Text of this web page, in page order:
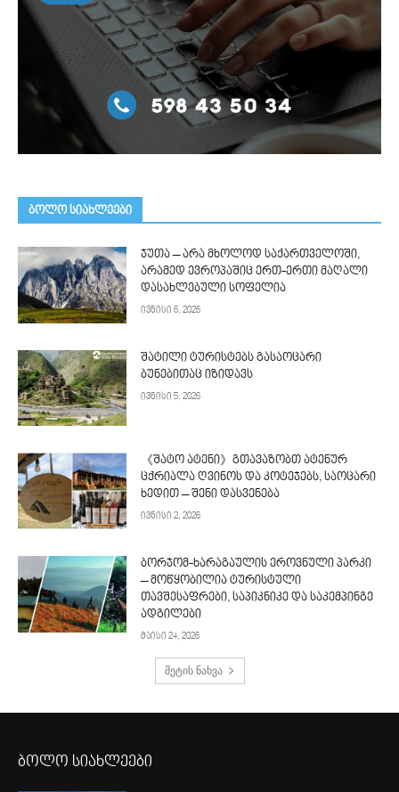
ᲑᲝᲚᲝ ᲡᲘᲐᲮᲚᲔᲔᲑᲘ
ჯუთა – არა მხოლოდ საქართველოში,
არამედ ევროპაშიც ერთ-ერთი მაღალი
დასახლებული სოფელია
ივნისი 6, 2026
შატილი ტურისტებს გასაოცარი
ბუნებითაც იზიდავს
ივნისი 5, 2026
《შატო ატენი》გთავაზობთ ატენურ
ცქრიალა ღვინოს და კოტეჯებს, საოცარი
ხედით – შენი დასვენება
ივნისი 2, 2026
ბორჯომ-ხარაგაულის ეროვნული პარკი
– მოწყობილია ტურისტული
თავშესაფრები, საპიკნიკე და საკემპინგე
ადგილები
მაისი 24, 2026
მეტის ნახვა
ბოლო სიახლეები